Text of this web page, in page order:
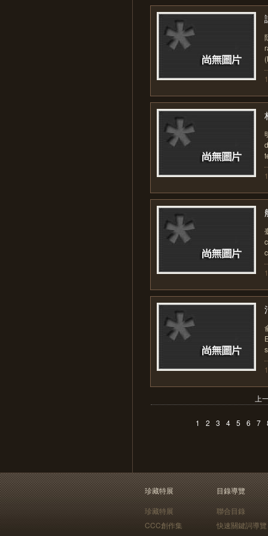
上
1 2 3 4 5 6 7
珍藏特展
珍藏特展
CCC創作集
目錄導覽
聯合目錄
快速關鍵詞導覽